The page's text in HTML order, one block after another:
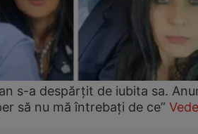
s-a despărțit de iubita sa.
să nu mă întrebați de ce”